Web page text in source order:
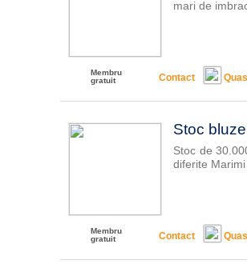
mari de
Membru
gratuit
Contact
Stoc
Stoc de
diferite
Membru
gratuit
Contact